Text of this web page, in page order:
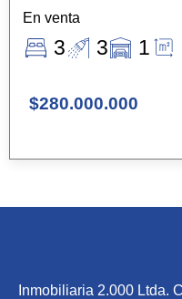
En venta
3 3 1
$280.000.000
Inmobiliaria 2.000 Ltda.